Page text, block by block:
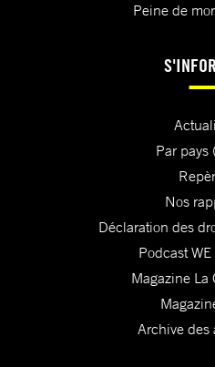
Peine de
Par pays
Nos
Déclaration des
Podcast
Magazine La
Archive des